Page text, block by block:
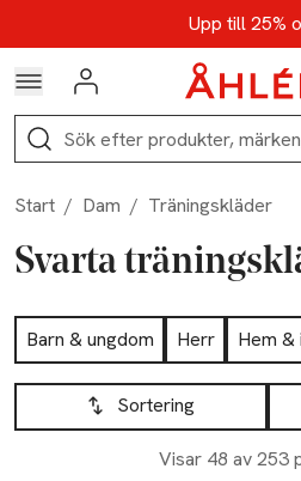
Hoppa till navigationsmenynUpp till 25%
Kod: AUG25 -
Logga in
Sök
Start / Dam / Träningskläder
Svarta
Hoppa till produktsidan
Barn & ungdom Herr Hem &
Hoppa till produktsidan
Sortering
Visar 48 av 253
Lista över produkter